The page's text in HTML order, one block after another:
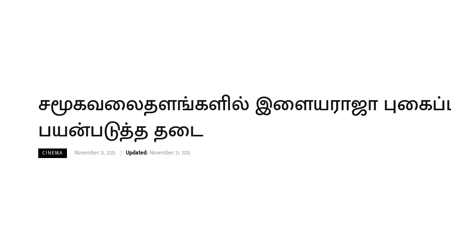
சமூகவலைதளங்களில் இளையராஜா
பயன்படுத்த தடை
CINEMA November 21, 2025 Updated: November 21, 2025